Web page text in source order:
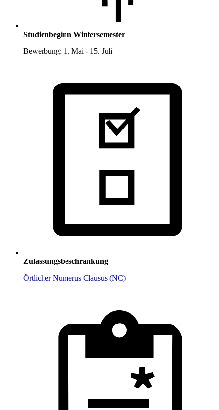
Studienbeginn Wintersemester
Bewerbung: 1. Mai - 15. Juli
Zulassungsbeschränkung
Örtlicher Numerus Clausus (NC)